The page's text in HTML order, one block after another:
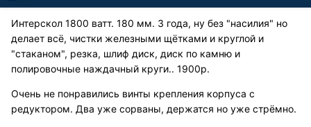
Интерскол 1800 ватт. 180 мм. 3 года, ну без "насилия" но
делает всё, чистки железными щётками и круглой и
"стаканом", резка, шлиф диск, диск по камню и
полировочные наждачный круги.. 1900р.
Очень не понравились винты крепления корпуса с
редуктором. Два уже сорваны, держатся но уже стрёмно.